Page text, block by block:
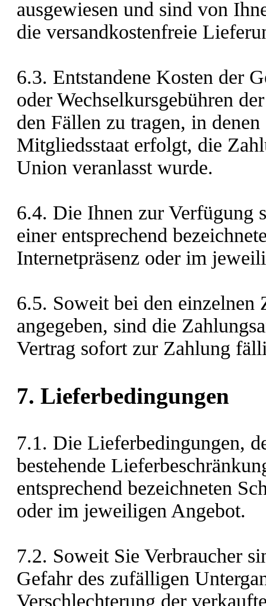
ausgewiesen und sind von
die versandkostenfreie
6.3. Entstandene Kosten der
oder Wechselkursgebühren
den Fällen zu tragen, in
Mitgliedsstaat erfolgt, die
Union veranlasst wurde.
6.4. Die Ihnen zur Verfügung
einer entsprechend
Internetpräsenz oder im
6.5. Soweit bei den einzelnen
angegeben, sind die
Vertrag sofort zur Zahlung
7. Lieferbedingungen
7.1. Die Lieferbedingungen,
bestehende
entsprechend bezeichneten
oder im jeweiligen Angebot.
7.2. Soweit Sie Verbraucher
Gefahr des zufälligen
Verschlechterung der